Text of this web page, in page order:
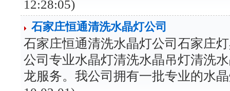
12:28:05)
石家庄恒通清洗水晶灯公司
石家庄恒通清洗水晶灯公司石家庄
公司专业水晶灯清洗水晶吊灯清洗
龙服务。我公司拥有一批专业的水